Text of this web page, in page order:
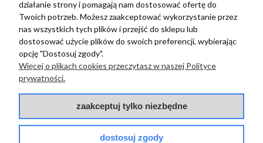
zebranych i zweryfikowanych przez
BAZA WIEDZY
PŁATNOŚCI I DOSTAWA
działanie strony i pomagają nam dostosować ofertę do
Twoich potrzeb. Możesz zaakceptować wykorzystanie przez
nas wszystkich tych plików i przejść do sklepu lub
dostosować użycie plików do swoich preferencji, wybierając
opcję "Dostosuj zgody".
Więcej o plikach cookies przeczytasz w naszej Polityce
prywatności.
zaakceptuj tylko niezbędne
dostosuj zgody